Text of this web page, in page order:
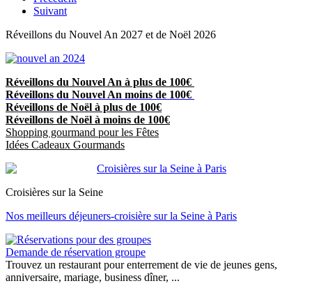
Suivant
Réveillons du Nouvel An 2027 et de Noël 2026
Réveillons du Nouvel An à plus de 100€
Réveillons du Nouvel An moins de 100€
Réveillons de Noël à plus de 100€
Réveillons de Noël à moins de 100€
Shopping gourmand pour les Fêtes
Idées Cadeaux Gourmands
Croisières sur la Seine
Nos meilleurs déjeuners-croisière sur la Seine à Paris
Demande de réservation groupe
Trouvez un restaurant pour enterrement de vie de jeunes gens,
anniversaire, mariage, business dîner, ...